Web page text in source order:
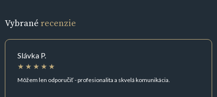
Vybrané recenzie
Slávka P.
Môžem len odporučiť - profesionalita a skvelá komunikácia.